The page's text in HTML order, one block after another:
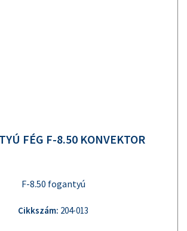
FÉG F-8.50 KONVEKTOR
F-8.50 fogantyú
Cikkszám: 204-013